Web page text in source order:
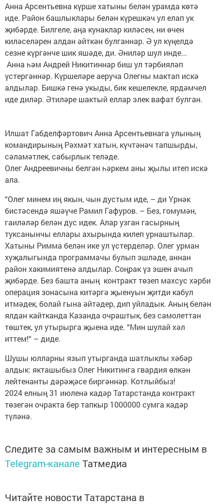
Анна Арсентьевна күрше хатыны белән урамда көтә
иде. Район башлыклары белән күрешкәч ул елап ук
җибәрде. Билгеле, аңа кунаклар киләсен, ни өчен
киләселәрен алдан әйткән булганнар. Ә ул күңелдә
сезне күргәнче шик яшәде, ди. Әниләр шул инде...
Анна һәм Андрей Никитиннар биш ул тәрбияләп
үстергәннәр. Күршеләре аеруча Олегны мактап искә
алдылар. Бишкә генә укыды, бик кешелекле, ярдәмчел
иде диләр. Әтиләре шактый еллар элек вафат булган.
Илшат Габделфәртович Анна Арсентьевнага улының
командирының Рәхмәт хатын, күчтәнәч тапшырды,
сәламәтлек, сабырлык теләде.
Олег Андреевичны белгән һәркем аны җылы итеп искә
ала.
“Олег минем иң якын, чын дустым иде, – ди Үрнәк
бистәсендә яшәүче Рамил Гафуров. – Без, гомумән,
гаиләләр белән дус идек. Алар узган гасырның
туксанынчы еллары ахырында килеп урнаштылар.
Хатыны Римма белән ике ул үстерделәр. Олег урман
хуҗалыгында программачы булып эшләде, аннан
район хакимиятенә алдылар. Соңрак үз эшен ачып
җибәрде. Без башта аның контракт төзеп махсус хәрби
операция зонасына китәргә җыенуын җитди кабул
итмәдек, болай гына әйтәдер, дип уйладык. Аның белән
ялдан кайтканда Казанда очраштык, без самолеттан
төштек, ул утырырга җыена иде. “Мин шулай хәл
иттем!“ – диде.
Шушы юлларны язып утырганда шатлыклы хәбәр
алдык: якташыбыз Олег Никитинга гвардия өлкән
лейтенанты дәрәҗәсе биргәннәр. Котлыйбыз!
2024 елның 31 июленә кадәр Татарстанда контракт
төзегән очракта бер тапкыр 1000000 сумга кадәр
түләнә.
Следите за самым важным и интересным в
Telegram-канале Татмедиа
Читайте новости Татарстана в